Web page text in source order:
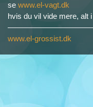
se www.el-vagt.dk
hvis du vil vide mere, alt
www.el-grossist.dk